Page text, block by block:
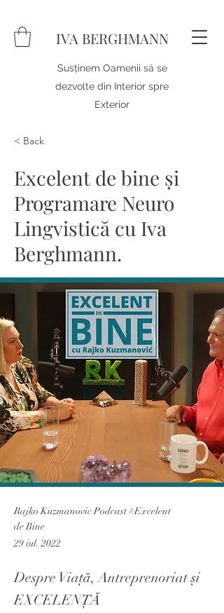
IVA BERGHMANN
Susținem Oamenii să se
dezvolte din Interior spre
Exterior
< Back
Excelent de bine și
Programare Neuro
Lingvistică cu Iva
Berghmann.
Rajko Kuzmanovic Podcast #Excelent
de Bine
29 iul. 2022
Despre Viață, Antreprenoriat și
EXCELENȚĂ